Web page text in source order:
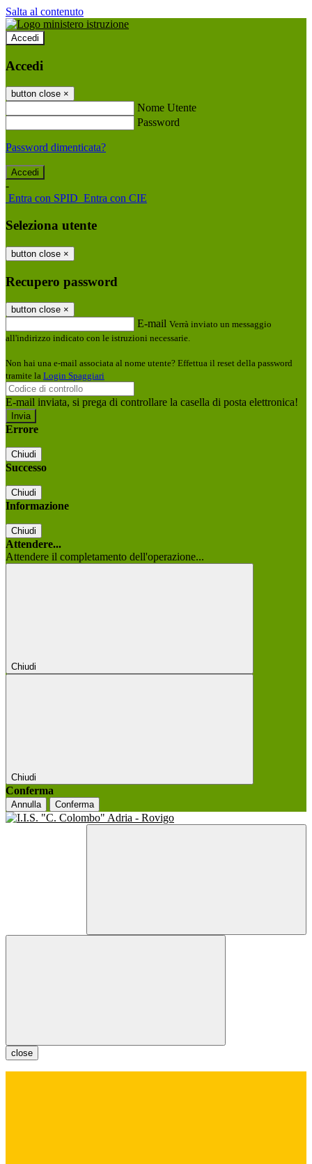
Salta al contenuto
Accedi
Accedi
button close ×
Nome Utente
Password
Password dimenticata?
-
Entra con SPID Entra con CIE
Seleziona utente
button close ×
Recupero password
button close ×
E-mail Verrà inviato un messaggio
all'indirizzo indicato con le istruzioni necessarie.
Non hai una e-mail associata al nome utente? Effettua il reset della password
tramite la Login Spaggiari
E-mail inviata, si prega di controllare la casella di posta elettronica!
Errore
Chiudi
Successo
Chiudi
Informazione
Chiudi
Attendere...
Attendere il completamento dell'operazione...
Chiudi
Chiudi
Conferma
Annulla Conferma
close